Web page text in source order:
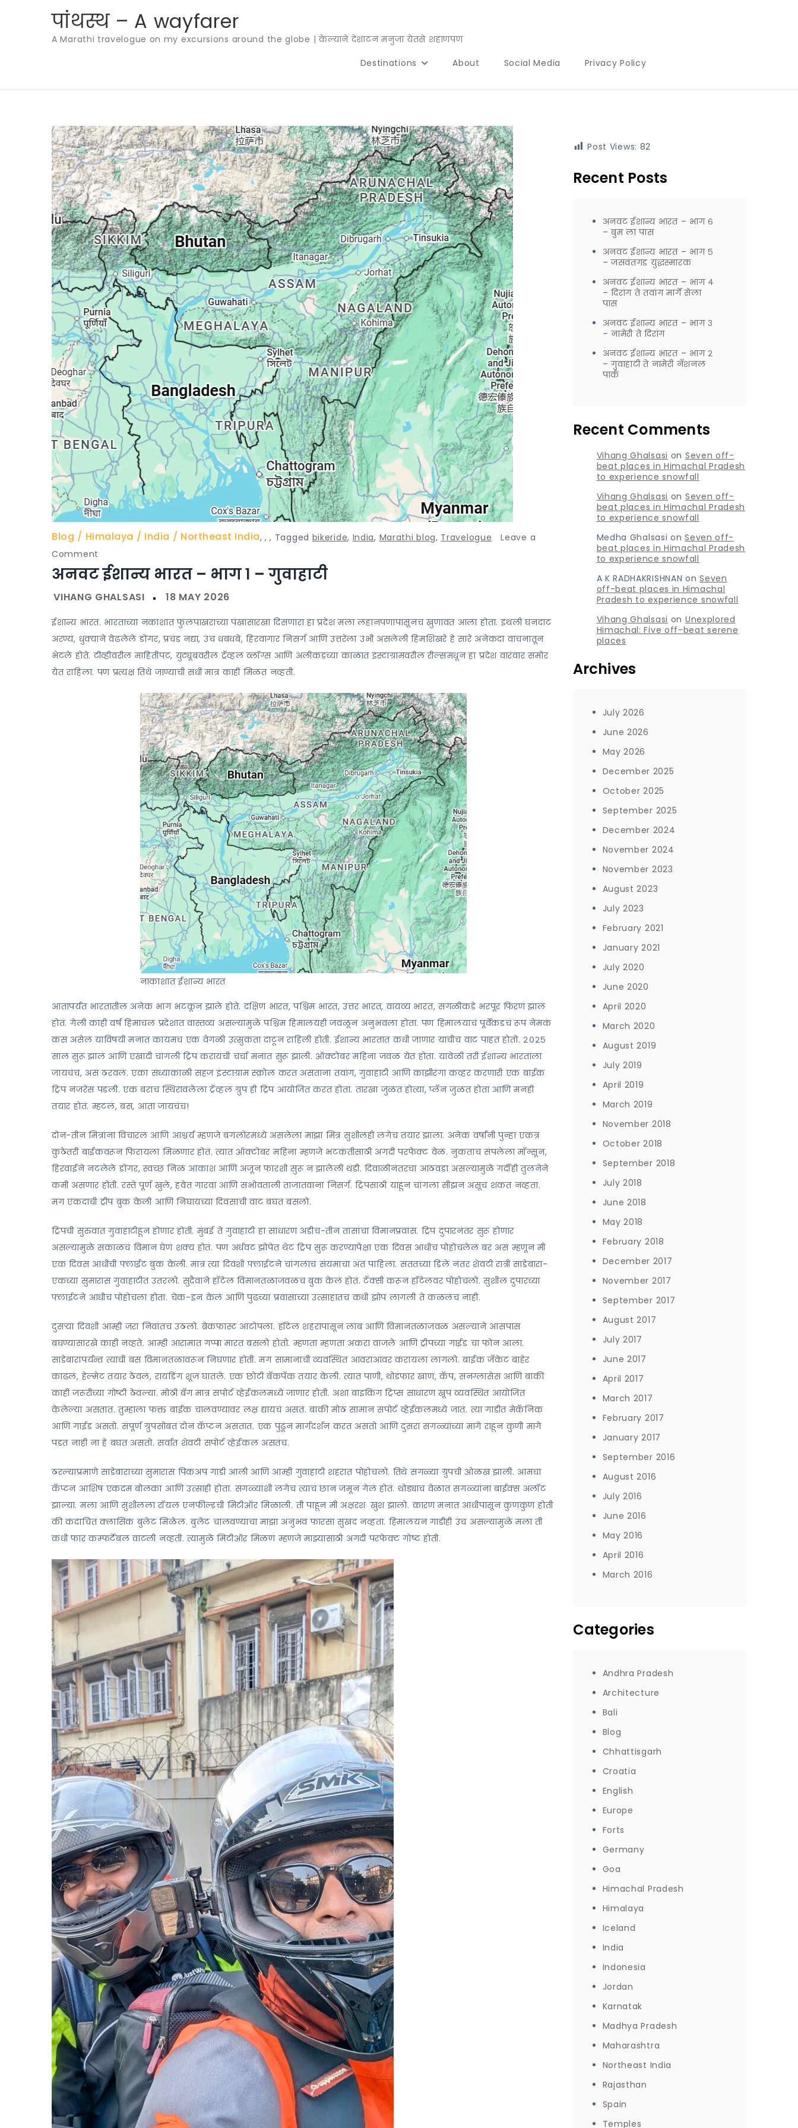
पांथस्थ – A wayfarer
A Marathi travelogue on my excursions around the globe | केल्याने देशाटन मनुजा येतसे शहाणपण
Destinations
About Social Media Privacy Policy
Blog ,
Himalaya ,
India ,
Northeast India Tagged bikeride, India, Marathi blog, Travelogue
Leave a
Comment
अनवट
भारत
–
भाग
१
–
अनवट ईशान्य भारत – भाग १ – गुवाहाटी
ईशान्य भारत. भारताच्या नकाशात फुलपाखराच्या पंखासारखा दिसणारा हा प्रदेश मला लहानपणापासूनच खुणावत आला होता. इथली घनदाट
अरण्यं, धुक्याने वेढलेले डोंगर, प्रचंड नद्या, उंच धबधबे, हिरवागार निसर्ग आणि उत्तरेला उभी असलेली हिमशिखरे हे सारे अनेकदा वाचनातून
भेटले होते. टीव्हीवरील माहितीपट, युट्यूबवरील ट्रॅव्हल व्लॉग्स आणि अलीकडच्या काळात इंस्टाग्रामवरील रील्समधून हा प्रदेश वारंवार समोर
येत राहिला. पण प्रत्यक्ष तिथे जाण्याची संधी मात्र काही मिळत नव्हती.
नाकाशात ईशान्य भारत
आतापर्यंत भारतातील अनेक भाग भटकून झाले होते. दक्षिण भारत, पश्चिम भारत, उत्तर भारत, वायव्य भारत, सगळीकडे भरपूर फिरणं झालं
होतं. गेली काही वर्ष हिमाचल प्रदेशात वास्तव्य असल्यामुळे पश्चिम हिमालयही जवळून अनुभवला होता. पण हिमालयाचं पूर्वेकडचं रूप नेमकं
कसं असेल याविषयी मनात कायमच एक वेगळी उत्सुकता दाटून राहिली होती. ईशान्य भारतात कधी जाणार याचीच वाट पाहत होतो. २०२५
साल सुरू झालं आणि एखादी चांगली ट्रिप करायची चर्चा मनात सुरू झाली. ऑक्टोबर महिना जवळ येत होता. यावेळी तरी ईशान्य भारताला
जायचंच, असं ठरवलं. एका संध्याकाळी सहज इंस्टाग्राम स्क्रोल करत असताना तवांग, गुवाहाटी आणि काझीरंगा कव्हर करणारी एक बाईक
ट्रिप नजरेस पडली. एक बराच स्थिरावलेला ट्रॅव्हल ग्रुप ही ट्रिप आयोजित करत होता. तारखा जुळत होत्या, प्लॅन जुळत होता आणि मनही
तयार होतं. म्हटलं, बस, आता जायचंच!
दोन-तीन मित्रांना विचारलं आणि आश्चर्य म्हणजे बंगलोरमध्ये असलेला माझा मित्र सुशीलही लगेच तयार झाला. अनेक वर्षांनी पुन्हा एकत्र
कुठेतरी बाईकवरून फिरायला मिळणार होतं. त्यात ऑक्टोबर महिना म्हणजे भटकंतीसाठी अगदी परफेक्ट वेळ. नुकताच संपलेला मॉन्सून,
हिरवाईने नटलेले डोंगर, स्वच्छ निळं आकाश आणि अजून फारशी सुरू न झालेली थंडी. दिवाळीनंतरचा आठवडा असल्यामुळे गर्दीही तुलनेने
कमी असणार होती. रस्ते पूर्ण खुले, हवेत गारवा आणि सभोवताली ताजातवाना निसर्ग. ट्रिपसाठी याहून चांगला सीझन असूच शकत नव्हता.
मग एकदाची ट्रीप बुक केली आणि निघायच्या दिवसाची वाट बघत बसलो.
ट्रिपची सुरुवात गुवाहाटीहून होणार होती. मुंबई ते गुवाहाटी हा साधारण अडीच-तीन तासांचा विमानप्रवास. ट्रिप दुपारनंतर सुरू होणार
असल्यामुळे सकाळचं विमान घेणं शक्य होतं. पण अर्धवट झोपेत थेट ट्रिप सुरू करण्यापेक्षा एक दिवस आधीच पोहोचलेलं बरं असं म्हणून मी
एक दिवस आधीची फ्लाईट बुक केली. मात्र त्या दिवशी फ्लाईटने चांगलाच संयमाचा अंत पाहिला. सततच्या डिले नंतर शेवटी रात्री साडेबारा-
एकच्या सुमारास गुवाहाटीत उतरलो. सुदैवाने हॉटेल विमानतळाजवळच बुक केलं होतं. टॅक्सी करून हॉटेलवर पोहोचलो. सुशील दुपारच्या
फ्लाईटने आधीच पोहोचला होता. चेक-इन केलं आणि पुढच्या प्रवासाच्या उत्साहातच कधी झोप लागली ते कळलंच नाही.
दुसऱ्या दिवशी आम्ही जरा निवांतच उठलो. ब्रेकफास्ट आटोपला. हॉटेल शहरापासून लांब आणि विमानतळाजवळ असल्याने आसपास
बघण्यासारखे काही नव्हते. आम्ही आरामात गप्पा मारत बसलो होतो. म्हणता म्हणता अकरा वाजले आणि ट्रीपच्या गाईड चा फोन आला.
साडेबारापर्यन्त त्यांची बस विमानतळावरून निघणार होती. मग सामानाची व्यवस्थित आवराआवर करायला लागलो. बाईक जॅकेट बाहेर
काढलं, हेल्मेट तयार ठेवलं, रायडिंग शूज घातले. एक छोटी बॅकपॅक तयार केली. त्यात पाणी, थोडंफार खाणं, कॅप, सनग्लासेस आणि बाकी
काही जरूरीच्या गोष्टी ठेवल्या. मोठी बॅग मात्र सपोर्ट व्हेईकलमध्ये जाणार होती. अशा बाइकिंग ट्रिप्स साधारण खूप व्यवस्थित आयोजित
केलेल्या असतात. तुम्हाला फक्त बाईक चालवण्यावर लक्ष द्यायचं असतं. बाकी मोठं सामान सपोर्ट व्हेईकलमध्ये जातं. त्या गाडीत मेकॅनिक
आणि गाईड असतो. संपूर्ण ग्रुपसोबत दोन कॅप्टन असतात. एक पुढून मार्गदर्शन करत असतो आणि दुसरा सगळ्यांच्या मागे राहून कुणी मागे
पडत नाही ना हे बघत असतो. सर्वात शेवटी सपोर्ट व्हेईकल असतंच.
ठरल्याप्रमाणे साडेबाराच्या सुमारास पिकअप गाडी आली आणि आम्ही गुवाहाटी शहरात पोहोचलो. तिथे सगळ्या ग्रुपची ओळख झाली. आमचा
कॅप्टन आशिष एकदम बोलका आणि उत्साही होता. सगळ्यांशी लगेच त्याचं छान जमून गेलं होतं. थोड्याच वेळात सगळ्यांना बाईक्स अलॉट
झाल्या. मला आणि सुशीलला रॉयल एनफील्डची मिटीऑर मिळाली. ती पाहून मी अक्षरशः खुश झालो. कारण मनात आधीपासून कुणकुण होती
की कदाचित क्लासिक बुलेट मिळेल. बुलेट चालवण्याचा माझा अनुभव फारसा सुखद नव्हता. हिमालयन गाडीही उंच असल्यामुळे मला ती
कधी फार कम्फर्टेबल वाटली नव्हती. त्यामुळे मिटीऑर मिळणं म्हणजे माझ्यासाठी अगदी परफेक्ट गोष्ट होती.
Post Views: 82
Recent Posts
अनवट ईशान्य भारत – भाग ६
– बुम ला पास
अनवट ईशान्य भारत – भाग ५
– जसवंतगड युद्धस्मारक
अनवट ईशान्य भारत – भाग ४
– दिरांग ते तवांग मार्गे सेला
पास
अनवट ईशान्य भारत – भाग ३
– नामेरी ते दिरांग
अनवट ईशान्य भारत – भाग २
– गुवाहाटी ते नामेरी नॅशनल
पार्क
Recent Comments
Vihang Ghalsasi on Seven off-
beat places in Himachal Pradesh
to experience snowfall
Vihang Ghalsasi on Seven off-
beat places in Himachal Pradesh
to experience snowfall
Medha Ghalsasi onSeven off-
beat places in Himachal Pradesh
to experience snowfall
A K RADHAKRISHNAN onSeven
off-beat places in Himachal
Pradesh to experience snowfall
Vihang Ghalsasi on Unexplored
Himachal: Five off-beat serene
places
Archives
July 2026
June 2026
May 2026
December 2025
October 2025
September 2025
December 2024
November 2024
November 2023
August 2023
July 2023
February 2021
January 2021
July 2020
June 2020
April 2020
March 2020
August 2019
July 2019
April 2019
March 2019
November 2018
October 2018
September 2018
July 2018
June 2018
May 2018
February 2018
December 2017
November 2017
September 2017
August 2017
July 2017
June 2017
April 2017
March 2017
February 2017
January 2017
September 2016
August 2016
July 2016
June 2016
May 2016
April 2016
March 2016
Categories
Andhra Pradesh
Architecture
Bali
Blog
Chhattisgarh
Croatia
English
Europe
Forts
Germany
Goa
Himachal Pradesh
Himalaya
Iceland
India
Indonesia
Jordan
Karnatak
Madhya Pradesh
Maharashtra
Northeast India
Rajasthan
Spain
Temples